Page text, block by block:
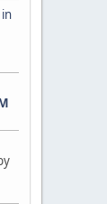
in